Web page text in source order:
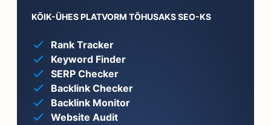
KÕIK-ÜHES PLATVORM TÕHUSAKS SEO-KS
Rank Tracker
Keyword Finder
SERP Checker
Backlink Checker
Backlink Monitor
Website Audit